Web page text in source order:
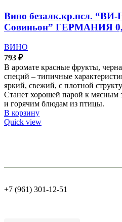
Вино безалк.кр.псл.
Совиньон” ГЕРМАНИЯ
ВИНО
793 ₽
В аромате красные фрукты,
специй – типичные
яркий, свежий, с плотной
Станет хорошей парой к мясным
и горячим блюдам из птицы.
В корзину
Quick view
+7 (961) 301-12-51